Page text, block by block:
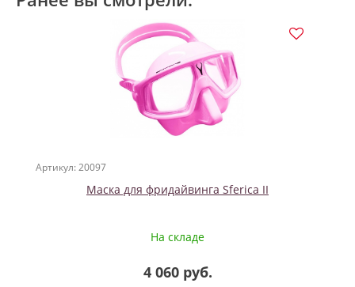
Артикул: 20097
Маска для фридайвинга Sferica II
На складе
4 060 руб.